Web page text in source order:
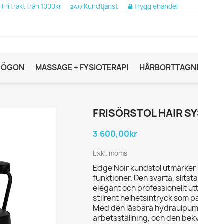
Fri frakt från 1000kr 24/7 Kundtjänst Trygg ehandel
ÖGON MASSAGE + FYSIOTERAPI
FRISÖRSTOL HAIR
3 600,00kr
Exkl. moms
Edge Noir kundstol
funktioner. Den svarta,
elegant och professionellt
stilrent helhetsintryck som
Med den låsbara
arbetsställning, och den